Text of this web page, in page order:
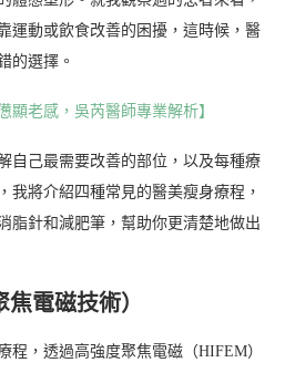
運動或飲食改善的困擾，這時候，醫
的選擇。
顯老感，吳芮醫師專業解析】
自己最需要改善的部位，以及每種療
我將介紹四種常見的醫美瘦身療程，
脂針和減肥筆，幫助你更清楚地做出
電磁技術）
程，透過高強度聚焦電磁（HIFEM）